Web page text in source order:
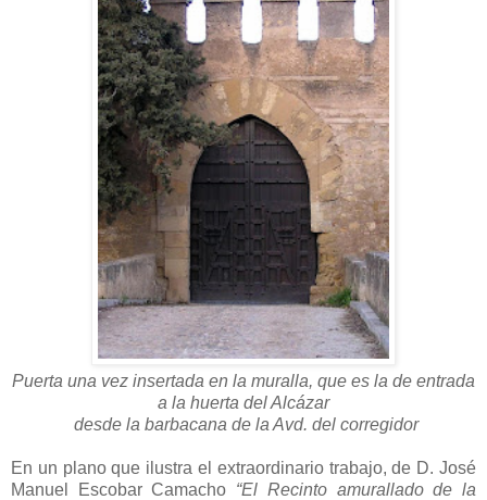
Puerta una vez insertada en la muralla, que es la de entrada
a la huerta del Alcázar
desde la barbacana de la Avd. del corregidor
En un plano que ilustra el extraordinario trabajo, de D. José
Manuel Escobar Camacho “El Recinto amurallado de la